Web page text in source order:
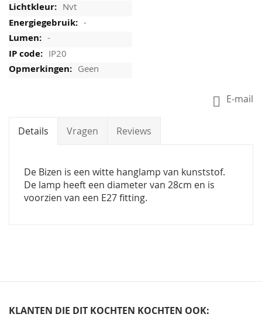
Nvt
-
-
IP20
Geen
E-mail
Details Vragen Reviews
De Bizen is een witte hanglamp van kunststof.
De lamp heeft een diameter van 28cm en is
voorzien van een E27 fitting.
KLANTEN DIE DIT KOCHTEN KOCHTEN OOK: